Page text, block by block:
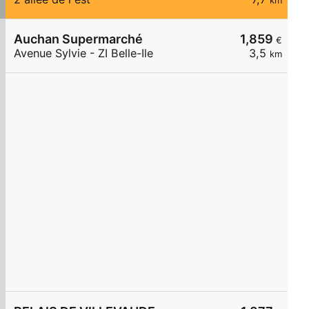
1,859 €
3,5 km
Auchan Supermarché
Avenue Sylvie - ZI Belle-Ile